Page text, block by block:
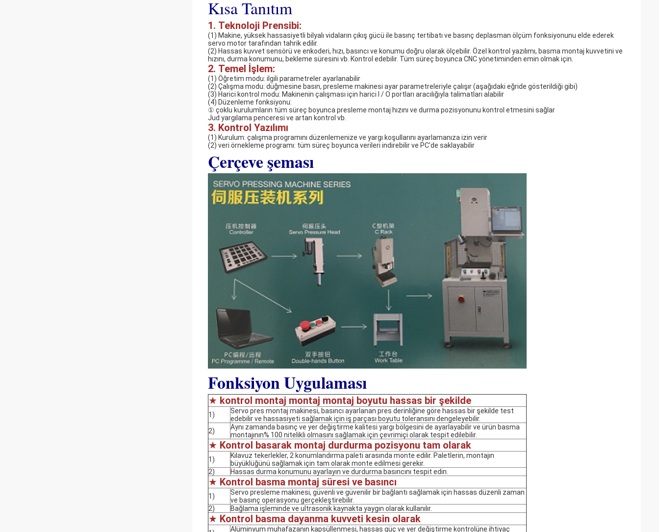
Kısa Tanıtım
1. Teknoloji Prensibi:
(1) Makine, yüksek hassasiyetli bilyalı vidaların çıkış gücü ile basınç tertibatı ve basınç deplasman ölçüm fonksiyonunu elde ederek
servo motor tarafından tahrik edilir.
(2) Hassas kuvvet sensörü ve enkoderi, hızı, basıncı ve konumu doğru olarak ölçebilir. Özel kontrol yazılımı, basma montaj kuvvetini ve
hızını, durma konumunu, bekleme süresini vb. Kontrol edebilir. Tüm süreç boyunca CNC yönetiminden emin olmak için.
2. Temel İşlem:
(1) Öğretim modu: ilgili parametreler ayarlanabilir
(2) Çalışma modu: düğmesine basın, presleme makinesi ayar parametreleriyle çalışır (aşağıdaki eğride gösterildiği gibi)
(3) Harici kontrol modu: Makinenin çalışması için harici I / O portları aracılığıyla talimatları alabilir
(4) Düzenleme fonksiyonu:
① çoklu kurulumların tüm süreç boyunca presleme montaj hızını ve durma pozisyonunu kontrol etmesini sağlar
Jud yargılama penceresi ve artan kontrol vb.
3. Kontrol Yazılımı
(1) Kurulum: çalışma programını düzenlemenize ve yargı koşullarını ayarlamanıza izin verir
(2) veri örnekleme programı: tüm süreç boyunca verileri indirebilir ve PC’de saklayabilir
Çerçeve şeması
Fonksiyon Uygulaması
★ kontrol montaj montaj montaj boyutu hassas bir şekilde
1)
Servo pres montaj makinesi, basıncı ayarlanan pres derinliğine göre hassas bir şekilde test
edebilir ve hassasiyeti sağlamak için iş parçası boyutu toleransını dengeleyebilir.
2)
Aynı zamanda basınç ve yer değiştirme kalitesi yargı bölgesini de ayarlayabilir ve ürün basma
montajının% 100 nitelikli olmasını sağlamak için çevrimiçi olarak tespit edilebilir.
★ Kontrol basarak montaj durdurma pozisyonu tam olarak
1)
Kılavuz tekerlekler, 2 konumlandırma paleti arasında monte edilir. Paletlerin, montajın
büyüklüğünü sağlamak için tam olarak monte edilmesi gerekir.
2)
Hassas durma konumunu ayarlayın ve durdurma basıncını tespit edin.
★ Kontrol basma montaj süresi ve basıncı
1)
Servo presleme makinesi, güvenli ve güvenilir bir bağlantı sağlamak için hassas düzenli zaman
ve basınç operasyonu gerçekleştirebilir.
2)
Bağlama işleminde ve ultrasonik kaynakta yaygın olarak kullanılır.
★ Kontrol basma dayanma kuvveti kesin olarak
Alüminyum muhafazanın kapsüllenmesi, hassas güç ve yer değiştirme kontrolüne ihtiyaç